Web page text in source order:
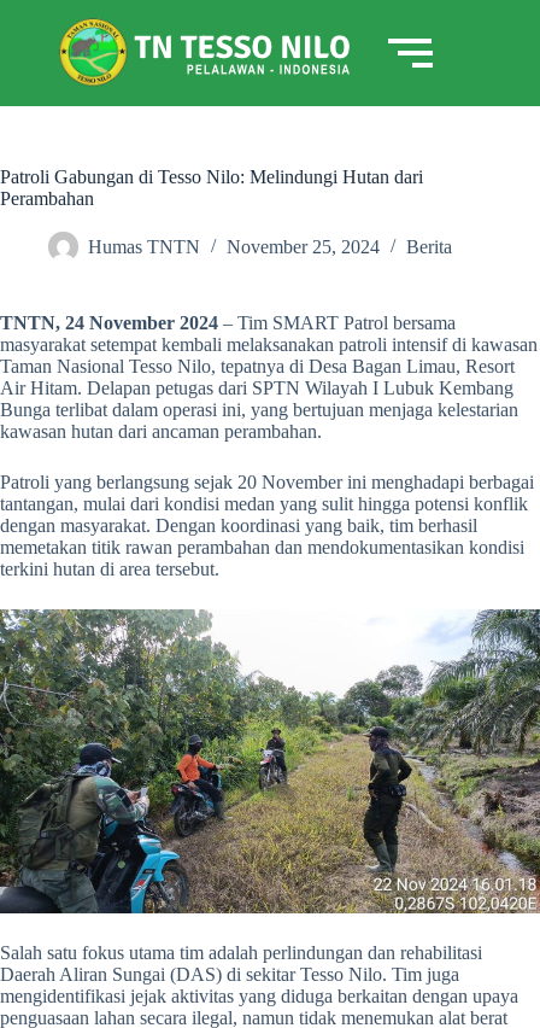
Patroli Gabungan di Tesso Nilo: Melindungi Hutan dari
Perambahan
Humas TNTN November 25, 2024 Berita
TNTN, 24 November 2024 – Tim SMART Patrol bersama
masyarakat setempat kembali melaksanakan patroli intensif di kawasan
Taman Nasional Tesso Nilo, tepatnya di Desa Bagan Limau, Resort
Air Hitam. Delapan petugas dari SPTN Wilayah I Lubuk Kembang
Bunga terlibat dalam operasi ini, yang bertujuan menjaga kelestarian
kawasan hutan dari ancaman perambahan.
Patroli yang berlangsung sejak 20 November ini menghadapi berbagai
tantangan, mulai dari kondisi medan yang sulit hingga potensi konflik
dengan masyarakat. Dengan koordinasi yang baik, tim berhasil
memetakan titik rawan perambahan dan mendokumentasikan kondisi
terkini hutan di area tersebut.
Salah satu fokus utama tim adalah perlindungan dan rehabilitasi
Daerah Aliran Sungai (DAS) di sekitar Tesso Nilo. Tim juga
mengidentifikasi jejak aktivitas yang diduga berkaitan dengan upaya
penguasaan lahan secara ilegal, namun tidak menemukan alat berat